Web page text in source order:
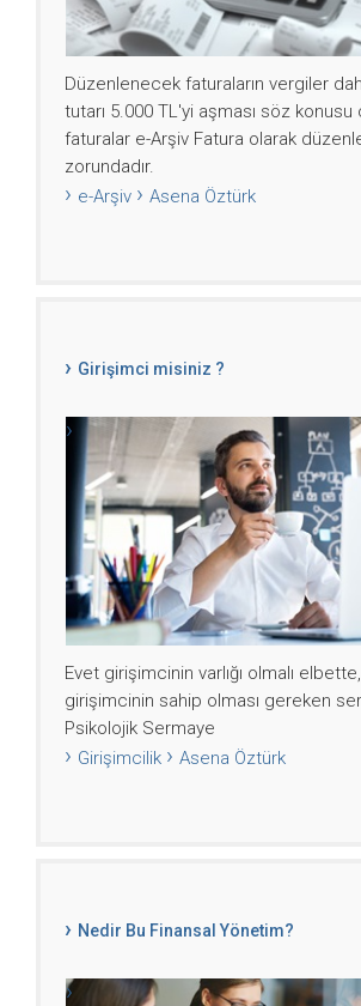
Düzenlenecek faturaların vergiler
tutarı 5.000 TL'yi aşması söz konusu
faturalar e-Arşiv Fatura olarak
zorundadır.
e-Arşiv
Asena Öztürk
Girişimci misiniz ?
Evet girişimcinin varlığı olmalı
girişimcinin sahip olması gereken
Psikolojik Sermaye
Girişimcilik
Asena Öztürk
Nedir Bu Finansal Yönetim?